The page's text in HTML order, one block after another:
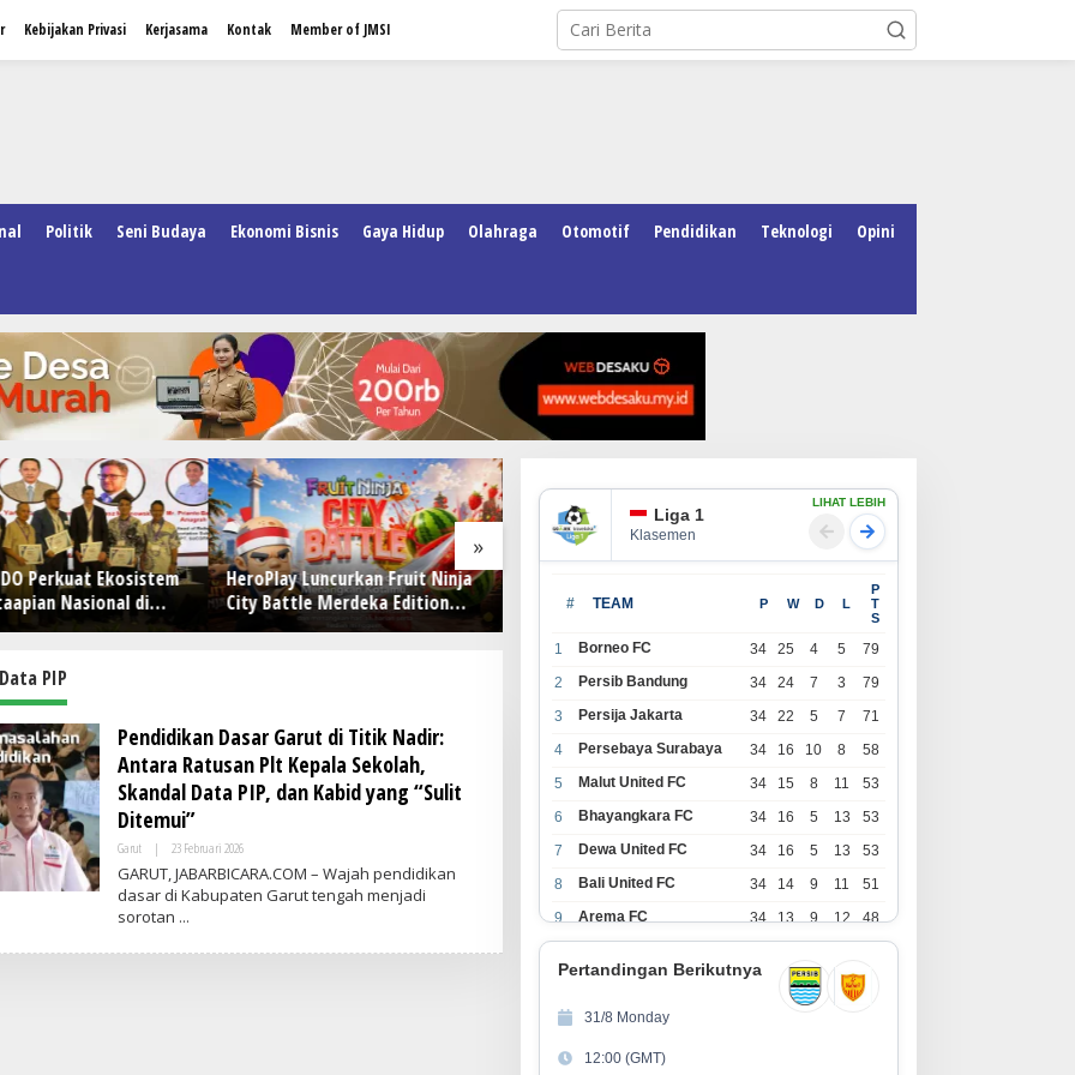
Kebijakan Privasi Kerjasama Kontak Member of JMSI
Politik Seni Budaya Ekonomi Bisnis Gaya Hidup Olahraga Otomotif Pendidikan Teknologi Opini
»
Luncurkan Fruit Ninja
Merdeka Edition
Indonesia Bermain
75 SARJANA SYARIAH RESMI
DIWISUDA! Sidang Senat
Terbuka STEI Yapisha Garut
Beasiswa untuk Perkuat
Bedampak bagi Indonesia
SQUEEZE Hadirkan Fruitful
di Food & Hospitality
(FHI) 2026: Wadah
yang Menghubungkan
Pengalaman, dan
PIP
Pendidikan Dasar Garut di Titik Nadir:
Antara Ratusan Plt Kepala Sekolah,
Skandal Data PIP, dan Kabid yang “Sulit
Ditemui”
Garut | 23 Februari 2026O
L
E
H
M
GARUT, JABARBICARA.COM – Wajah pendidikan
dasar di Kabupaten Garut tengah menjadi
sorotan
Liga 1
Klasemen
LIHAT LEBIH
# TEAM P W D L
P
T
S
1 Borneo FC 34 25 4 5
79
2
Persib Bandung 34 24 7 3
79
3
Persija Jakarta 34 22 5 7
71
4
Persebaya Surabaya 34 16 10 8
58
5
Malut United FC 34 15 8 11
53
6
Bhayangkara FC 34 16 5 13
53
7
Dewa United FC 34 16 5 13
53
8
Bali United FC 34 14 9 11
51
9
Arema FC 34 13 9 12
48
0
1
11 12 11
2
Persik Kediri
Pertandingan Berikutnya
31/8 Monday
12:00 (GMT)